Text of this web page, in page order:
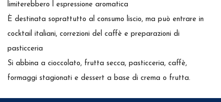
limiterebbero l espressione aromatica
È destinata soprattutto al consumo liscio, ma può entrare in
cocktail italiani, correzioni del caffè e preparazioni di
pasticceria
Si abbina a cioccolato, frutta secca, pasticceria, caffè,
formaggi stagionati e dessert a base di crema o frutta.